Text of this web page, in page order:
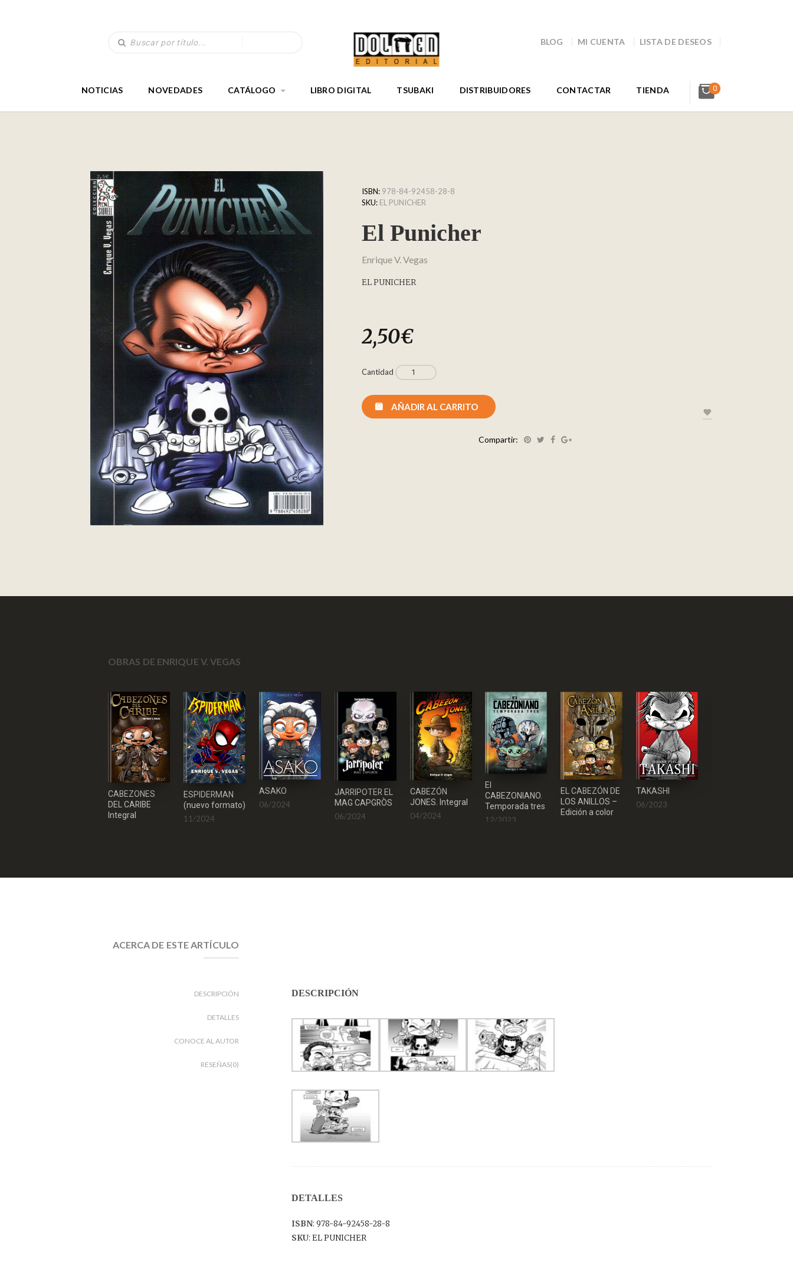
BLOG MI CUENTA LISTA DE DESEOS
NOTICIAS NOVEDADES CATÁLOGO LIBRO DIGITAL TSUBAKI DISTRIBUIDORES CONTACTAR TIENDA 0
ISBN: 978-84-92458-28-8
SKU: EL PUNICHER
El Punicher
Enrique V. Vegas
EL PUNICHER
2,50€
Cantidad
AÑADIR AL CARRITO
Compartir:
OBRAS DE ENRIQUE V. VEGAS
CABEZONES
DEL CARIBE
Integral
ESPIDERMAN
(nuevo formato)
11/2024
ASAKO
06/2024
JARRIPOTER EL
MAG CAPGRÒS
06/2024
CABEZÓN
JONES. Integral
04/2024
El
CABEZONIANO.
Temporada tres
12/2023
EL CABEZÓN DE
LOS ANILLOS –
Edición a color
TAKASHI
06/2023
ACERCA DE ESTE ARTÍCULO
DESCRIPCIÓN
DETALLES
CONOCE AL AUTOR
RESEÑAS(0)
DESCRIPCIÓN
DETALLES
ISBN: 978-84-92458-28-8
SKU: EL PUNICHER